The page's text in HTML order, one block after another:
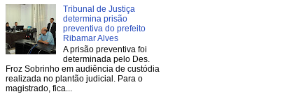
Tribunal de Justiça
determina prisão
preventiva do prefeito
Ribamar Alves
A prisão preventiva foi
determinada pelo Des.
Froz Sobrinho em audiência de custódia
realizada no plantão judicial. Para o
magistrado, fica...